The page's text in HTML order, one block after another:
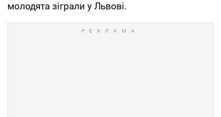
молодята зіграли у Львові.